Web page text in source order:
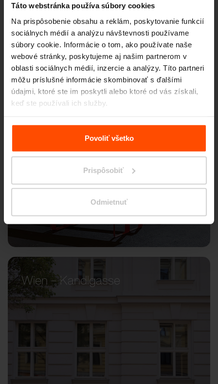
Táto webstránka používa súbory cookies
Na prispôsobenie obsahu a reklám, poskytovanie funkcií
sociálnych médií a analýzu návštevnosti používame
súbory cookie. Informácie o tom, ako používate naše
webové stránky, poskytujeme aj našim partnerom v
oblasti sociálnych médií, inzercie a analýzy. Títo partneri
môžu príslušné informácie skombinovať s ďalšími
údajmi, ktoré ste im poskytli alebo ktoré od vás získali,
keď ste používali ich služby.
Viac informácií nájdete na stránkeZásady zpracování
Povoliť všetko
Prispôsobiť
Odmietnuť
Seattle – Popup park
Wien – Kandlgasse